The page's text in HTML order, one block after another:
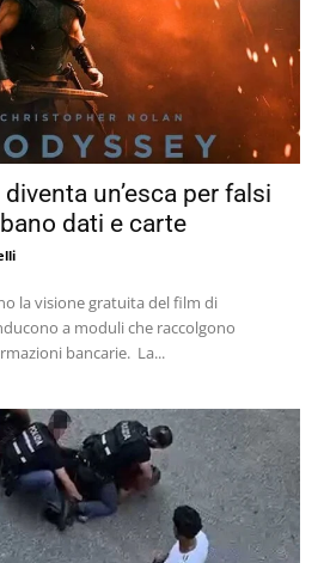
un’esca per falsi
dati e carte
la visione gratuita del film di
a moduli che raccolgono
credenziali personali e informazioni bancarie. La...